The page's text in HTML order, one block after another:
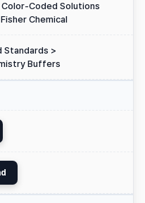
Coded Solutions
Chemical
Standards >
Buffers